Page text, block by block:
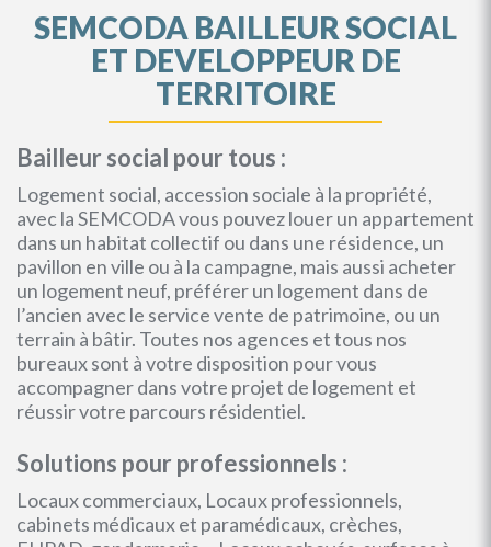
SEMCODA BAILLEUR SOCIAL
ET DEVELOPPEUR DE
TERRITOIRE
Bailleur social pour tous :
Logement social, accession sociale à la propriété,
avec la SEMCODA vous pouvez louer un appartement
dans un habitat collectif ou dans une résidence, un
pavillon en ville ou à la campagne, mais aussi acheter
un logement neuf, préférer un logement dans de
l’ancien avec le service vente de patrimoine, ou un
terrain à bâtir. Toutes nos agences et tous nos
bureaux sont à votre disposition pour vous
accompagner dans votre projet de logement et
réussir votre parcours résidentiel.
Solutions pour professionnels :
Locaux commerciaux, Locaux professionnels,
cabinets médicaux et paramédicaux, crèches,